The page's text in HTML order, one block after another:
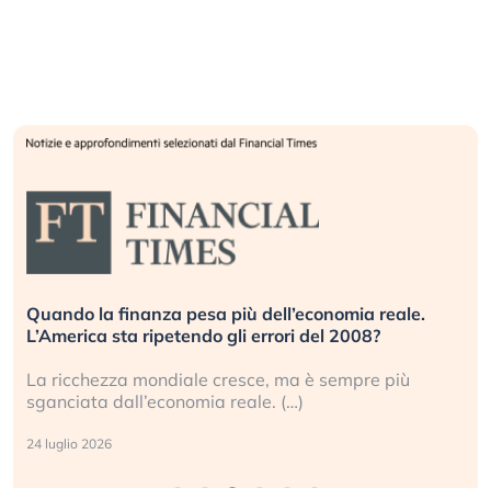
Quando la finanza pesa più dell’economia reale.
L’America sta ripetendo gli errori del 2008?
La ricchezza mondiale cresce, ma è sempre più
sganciata dall’economia reale. (…)
24 luglio 2026